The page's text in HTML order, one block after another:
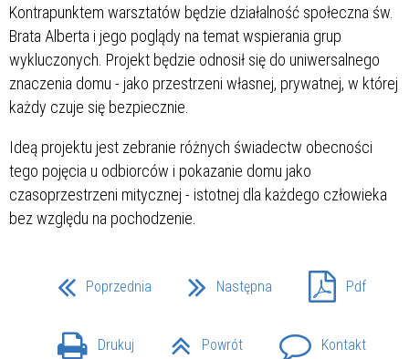
Kontrapunktem warsztatów będzie działalność społeczna św.
Brata Alberta i jego poglądy na temat wspierania grup
wykluczonych. Projekt będzie odnosił się do uniwersalnego
znaczenia domu - jako przestrzeni własnej, prywatnej, w której
każdy czuje się bezpiecznie.
Ideą projektu jest zebranie różnych świadectw obecności
tego pojęcia u odbiorców i pokazanie domu jako
czasoprzestrzeni mitycznej - istotnej dla każdego człowieka
bez względu na pochodzenie.
Poprzednia Następna Pdf
Drukuj Powrót Kontakt